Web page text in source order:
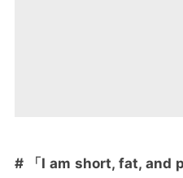
# 「I am short, fat, and